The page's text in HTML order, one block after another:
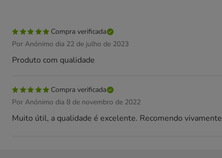
Compra verificada
Por Anónimo dia 22 de julho de 2023
Produto com qualidade
Compra verificada
Por Anónimo dia 8 de novembro de 2022
Muito útil, a qualidade é excelente. Recomendo vivamente